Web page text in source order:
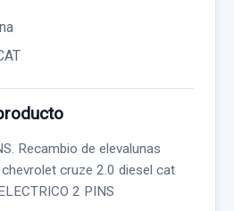
Recambio de elevalunas
cruze 2.0 diesel cat
2 PINS